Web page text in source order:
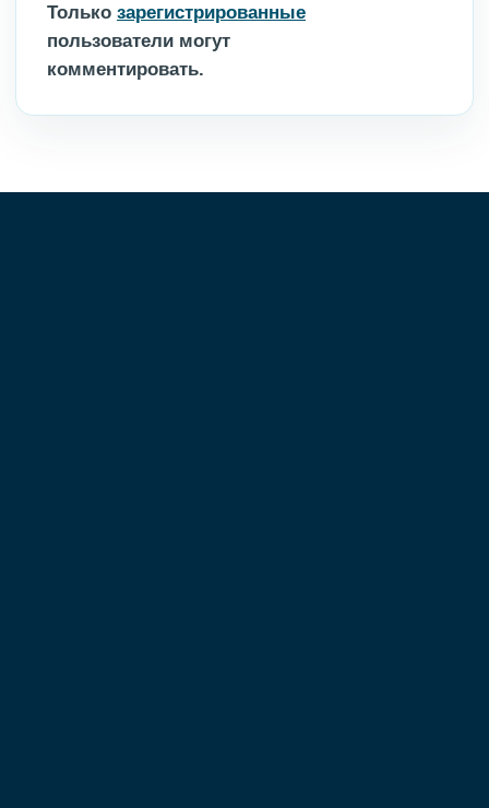
Только зарегистрированные
пользователи могут
комментировать.